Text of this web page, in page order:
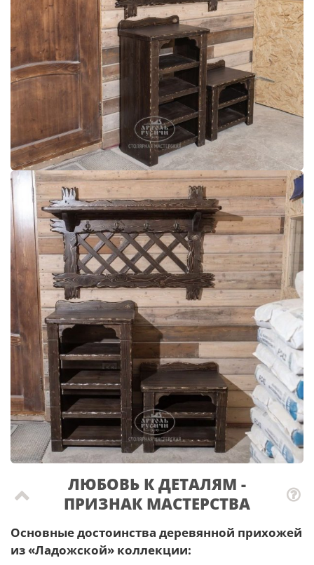
ЛЮБОВЬ К ДЕТАЛЯМ -
ПРИЗНАК МАСТЕРCТВА
Основные достоинства деревянной прихожей
из «Ладожской» коллекции: